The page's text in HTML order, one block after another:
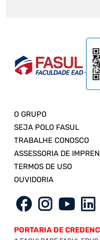
O GRUPO
SEJA POLO FASUL
TRABALHE CONOSCO
ASSESSORIA DE
TERMOS DE USO
OUVIDORIA
PORTARIA DE